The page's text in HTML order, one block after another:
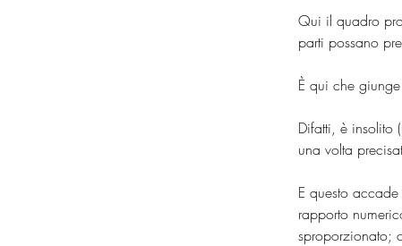
Qui il quadro
parti possano
È qui che
Difatti, è insolito
una volta
E questo
rapporto
sproporzionato;